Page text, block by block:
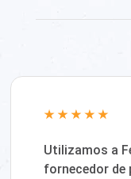
Utilizamos a
fornecedor de